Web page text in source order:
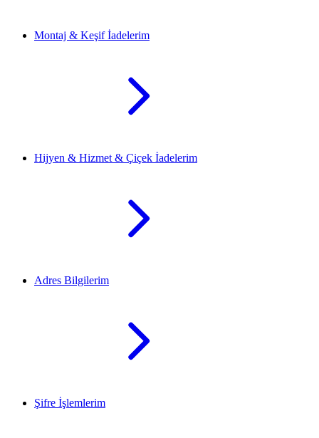
Montaj & Keşif İadelerim
Hijyen & Hizmet & Çiçek İadelerim
Adres Bilgilerim
Şifre İşlemlerim